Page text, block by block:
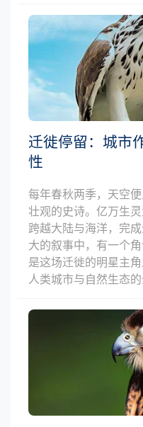
迁徙停留：城市
性
每年春秋两季，天空
壮观的史诗。亿万生
跨越大陆与海洋，完
大的叙事中，有一个
是这场迁徙的明星主
人类城市与自然生态